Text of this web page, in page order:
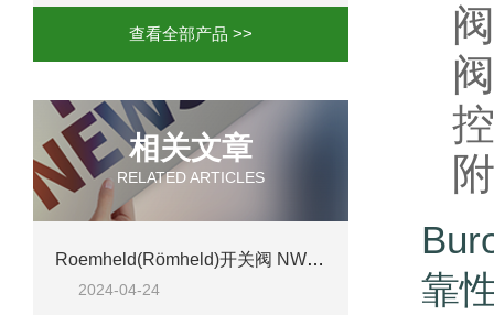
查看全部产品 >>
相关文章
RELATED ARTICLES
Roemheld(Römheld)开关阀 NW 4 G1/4具体参数、特点及应用行业介绍
2024-04-24
靠